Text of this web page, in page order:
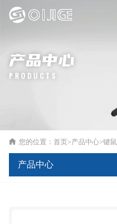
产品中心
PRODUCTS
您的位置：首页>产品中心>键鼠
产品中心